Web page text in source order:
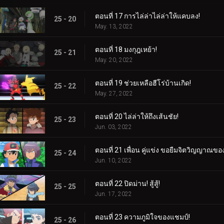
25 - 20 ตอนที่ 17 การไล่ล่าไล่ล่าให้แคบลง!
May. 13, 2022
25 - 21 ตอนที่ 18 มงกุฎเหย้า!
May. 20, 2022
25 - 22 ตอนที่ 19 ช่วยเหลือฮีโร่บ้านเกิด!
May. 27, 2022
25 - 23 ตอนที่ 20 ไล่ล่าให้ถึงเส้นชัย!
Jun. 03, 2022
25 - 24 ตอนที่ 21 เพื่อน คู่แข่ง ขอยืมจิตวิญญาณข
Jun. 10, 2022
25 - 25 ตอนที่ 22 ปิดม่าน! สู้สู้!
Jun. 17, 2022
25 - 26 ตอนที่ 23 ความภูมิใจของแชมป์!